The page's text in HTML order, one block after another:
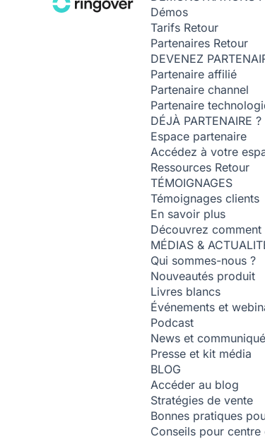
Démos
Tarifs Retour
Partenaires Retour
DEVENEZ
Partenaire affilié
Partenaire channel
Partenaire
DÉJÀ PARTENAIRE ?
Espace partenaire
Accédez à votre
Ressources Retour
TÉMOIGNAGES
Témoignages clients
En savoir plus
Découvrez
MÉDIAS &
Qui sommes-nous ?
Nouveautés produit
Livres blancs
Événements et
Podcast
News et
Presse et kit média
BLOG
Accéder au blog
Stratégies de vente
Bonnes pratiques
Conseils pour centre